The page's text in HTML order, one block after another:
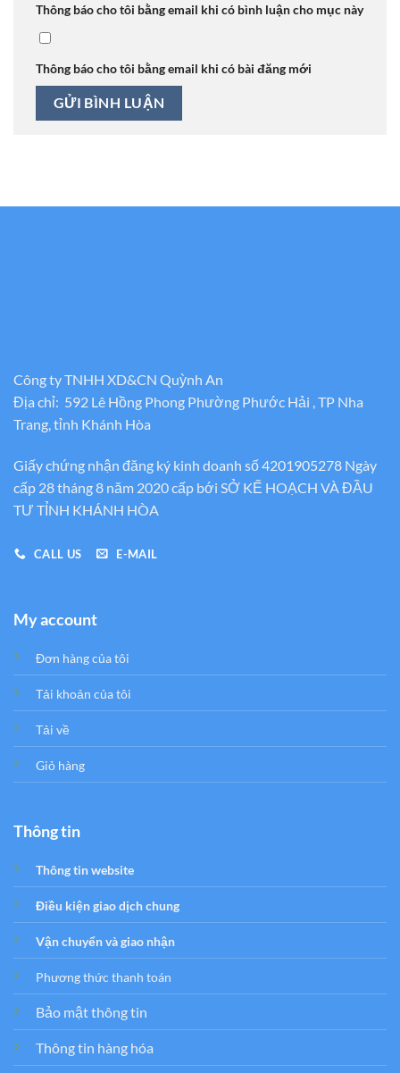
Thông báo cho tôi bằng email khi có bình luận cho mục này
Thông báo cho tôi bằng email khi có bài đăng mới
Công ty TNHH XD&CN Quỳnh An
Địa chỉ: 592 Lê Hồng Phong Phường Phước Hải , TP Nha
Trang, tỉnh Khánh Hòa
Giấy chứng nhận đăng ký kinh doanh số 4201905278 Ngày
cấp 28 tháng 8 năm 2020 cấp bới SỞ KẾ HOẠCH VÀ ĐẦU
TƯ TỈNH KHÁNH HÒA
CALL US E-MAIL
My account
Đơn hàng của tôi
Tải khoản của tôi
Tải về
Giỏ hàng
Thông tin
Thông tin website
Điều kiện giao dịch chung
Vận chuyển và giao nhận
Phương thức thanh toán
Bảo mật thông tin
Thông tin hàng hóa